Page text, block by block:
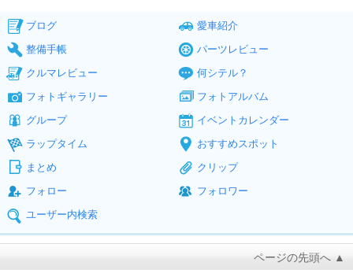
ブログ
愛車紹介
整備手帳
パーツレビュー
クルマレビュー
何シテル？
フォトギャラリー
フォトアルバム
グループ
イベントカレンダー
ラップタイム
おすすめスポット
まとめ
クリップ
フォロー
フォロワー
ユーザー内検索
ページの先頭へ ▲